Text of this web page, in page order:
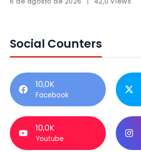
Social Counters
10,0K
Facebook
10,0K
Youtube